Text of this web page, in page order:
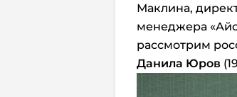
Маклина,
менеджера
рассмотрим
Данила Юров